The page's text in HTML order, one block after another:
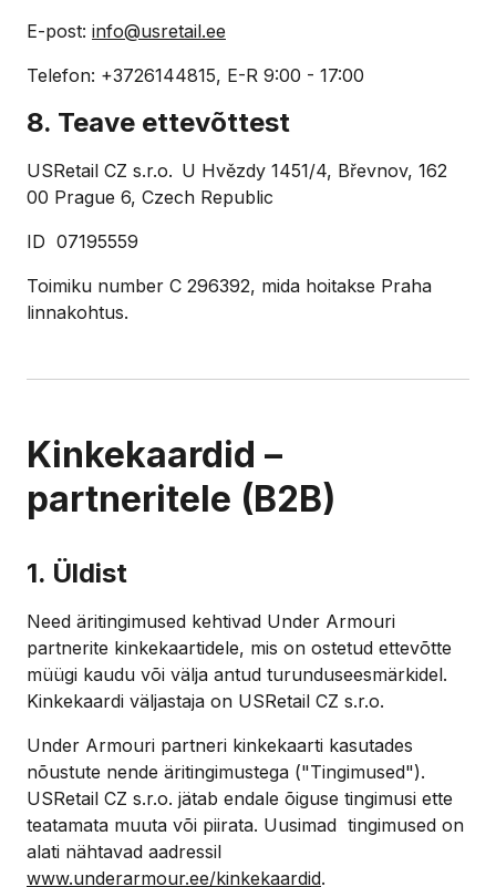
E-post: info@usretail.ee
Telefon: +3726144815, E-R 9:00 - 17:00
8. Teave ettevõttest
USRetail CZ s.r.o. U Hvězdy 1451/4, Břevnov, 162
00 Prague 6, Czech Republic
ID 07195559
Toimiku number C 296392, mida hoitakse Praha
linnakohtus.
Kinkekaardid –
partneritele (B2B)
1. Üldist
Need äritingimused kehtivad Under Armouri
partnerite kinkekaartidele, mis on ostetud ettevõtte
müügi kaudu või välja antud turunduseesmärkidel.
Kinkekaardi väljastaja on USRetail CZ s.r.o.
Under Armouri partneri kinkekaarti kasutades
nõustute nende äritingimustega ("Tingimused").
USRetail CZ s.r.o. jätab endale õiguse tingimusi ette
teatamata muuta või piirata. Uusimad tingimused on
alati nähtavad aadressil
www.underarmour.ee/kinkekaardid.